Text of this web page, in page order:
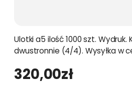
Ulotki a5 ilość 1000 szt. Wydruk.
dwustronnie (4/4). Wysyłka w
320,00zł